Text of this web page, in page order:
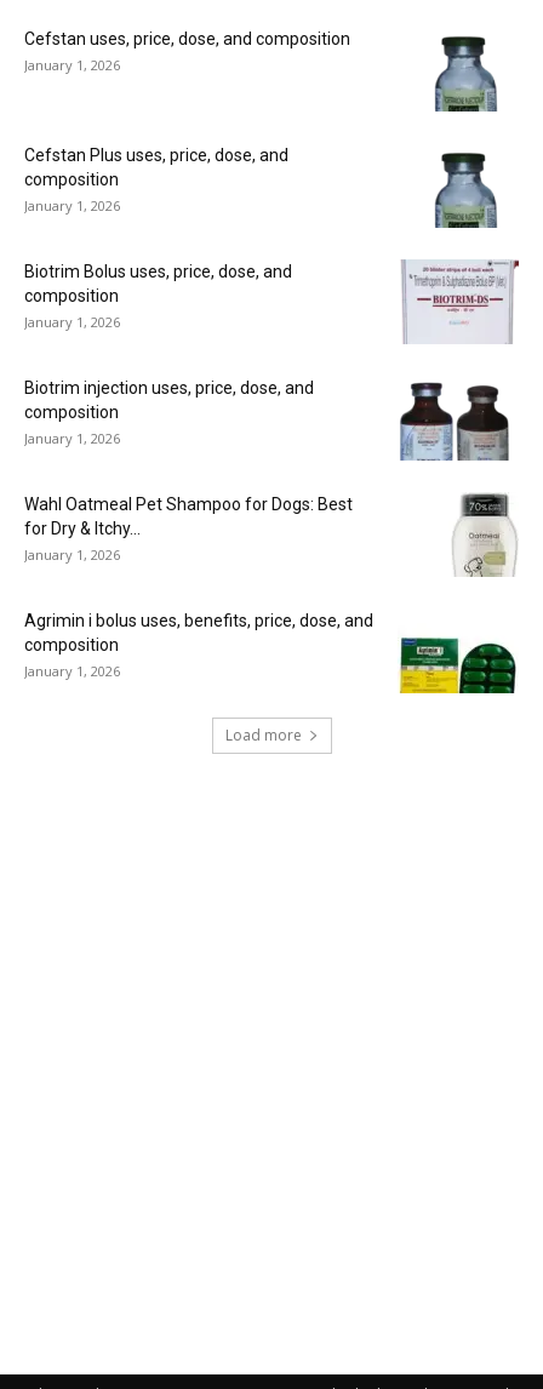
Cefstan uses, price, dose, and composition
January 1, 2026
Cefstan Plus uses, price, dose, and
composition
January 1, 2026
Biotrim Bolus uses, price, dose, and
composition
January 1, 2026
Biotrim injection uses, price, dose, and
composition
January 1, 2026
Wahl Oatmeal Pet Shampoo for Dogs: Best
for Dry & Itchy...
January 1, 2026
Agrimin i bolus uses, benefits, price, dose, and
composition
January 1, 2026
Load more